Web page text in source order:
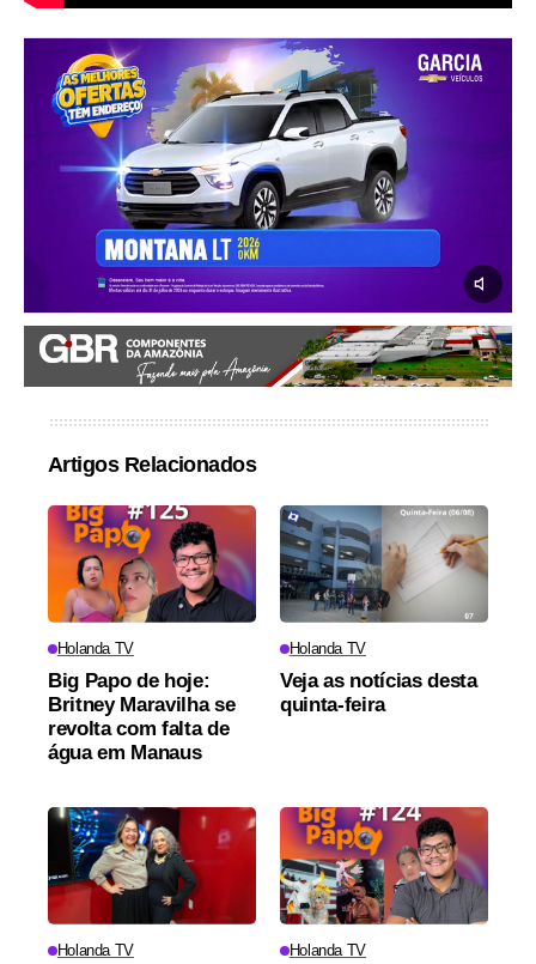
Artigos Relacionados
Holanda TV
Big Papo de hoje:
Britney Maravilha se
revolta com falta de
água em Manaus
Holanda TV
Veja as notícias desta
quinta-feira
Holanda TV Holanda TV